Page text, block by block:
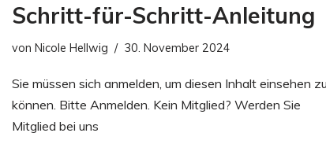
Schritt-für-Schritt-Anleitung
von Nicole Hellwig 30. November 2024
Sie müssen sich anmelden, um diesen Inhalt einsehen zu
können. Bitte Anmelden. Kein Mitglied? Werden Sie
Mitglied bei uns